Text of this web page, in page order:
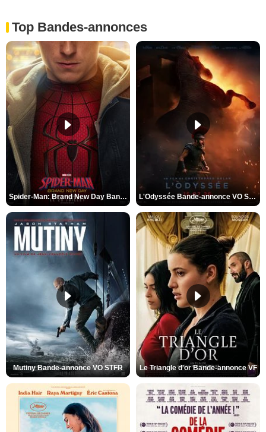
Top Bandes-annonces
Spider-Man: Brand New Day Bande-annonce VO STFR L'Odyssée Bande-annonce VO STFR
Mutiny Bande-annonce VO STFR Le Triangle d'or Bande-annonce VF